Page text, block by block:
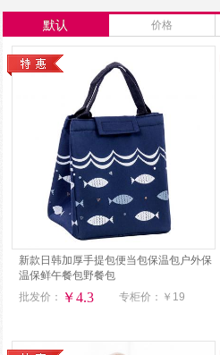
默认 价格
新款日韩加厚手提包便当包保温包户外保
温保鲜午餐包野餐包
批发价：
￥4.3 专柜价： ￥19